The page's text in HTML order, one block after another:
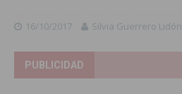
16/10/2017 Silvia Guerrero Lidón
PUBLICIDAD